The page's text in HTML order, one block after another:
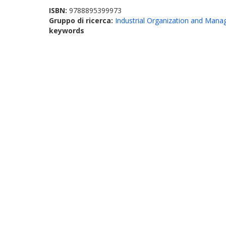
ISBN: 9788895399973
Gruppo di ricerca: Industrial Organization and
keywords